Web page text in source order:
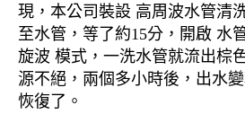
現，本公司裝設 高周波水管清
至水管，等了約15分，開啟 水
旋波 模式，一洗水管就流出棕
源不絕，兩個多小時後，出水
恢復了。